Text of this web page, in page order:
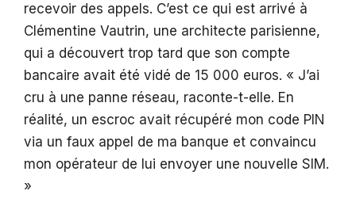
recevoir des appels. C’est ce qui est arrivé à
Clémentine Vautrin, une architecte parisienne,
qui a découvert trop tard que son compte
bancaire avait été vidé de 15 000 euros. « J’ai
cru à une panne réseau, raconte-t-elle. En
réalité, un escroc avait récupéré mon code PIN
via un faux appel de ma banque et convaincu
mon opérateur de lui envoyer une nouvelle SIM.
»